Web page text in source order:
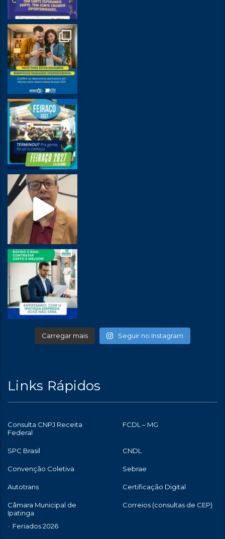
Carregar mais Seguir no Instagram
Links Rápidos
Consulta CNPJ Receita
Federal
FCDL – MG
SPC Brasil CNDL
Convenção Coletiva Sebrae
Autotrans Certificação Digital
Câmara Municipal de
Ipatinga
Feriados 2026
Correios (consultas de CEP)